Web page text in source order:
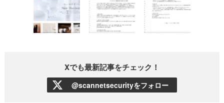
Xでも最新記事をチェック！
@scannetsecurityをフォロー